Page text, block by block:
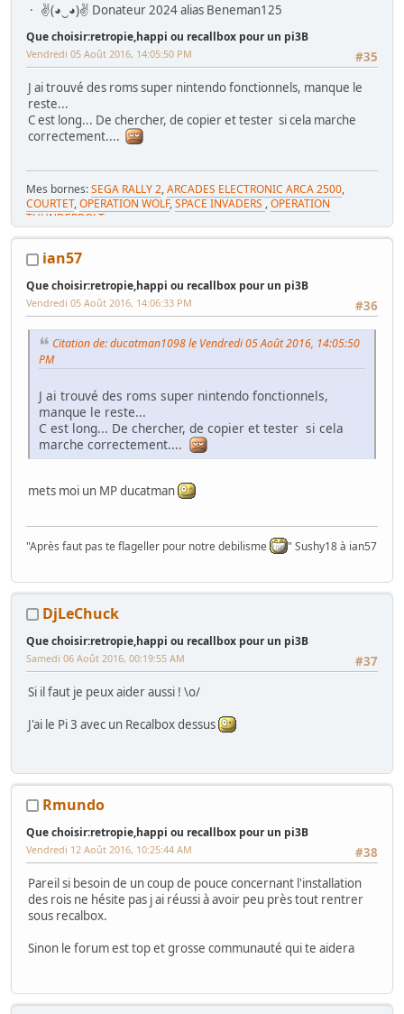
✌(◕‿◕)✌ Donateur 2024 alias Beneman125
Que choisir:retropie,happi ou recallbox pour un pi3B
#35
Vendredi 05 Août 2016, 14:05:50 PM
J ai trouvé des roms super nintendo fonctionnels, manque le
reste...
C est long... De chercher, de copier et tester si cela marche
correctement....
Mes bornes:SEGA RALLY 2,ARCADES ELECTRONIC ARCA 2500,
COURTET,OPERATION WOLF,SPACE INVADERS ,OPERATION
THUNDERBOLT
et
mon enseigne SEGA
Ma René Pierre minie
ian57
Que choisir:retropie,happi ou recallbox pour un pi3B
#36
Vendredi 05 Août 2016, 14:06:33 PM
Citation de: ducatman1098 le Vendredi 05 Août 2016, 14:05:50
PM
J ai trouvé des roms super nintendo fonctionnels,
manque le reste...
C est long... De chercher, de copier et tester si cela
marche correctement....
mets moi un MP ducatman
"Après faut pas te flageller pour notre debilisme " Sushy18 à ian57
DjLeChuck
Que choisir:retropie,happi ou recallbox pour un pi3B
#37
Samedi 06 Août 2016, 00:19:55 AM
Si il faut je peux aider aussi ! \o/
J'ai le Pi 3 avec un Recalbox dessus
Rmundo
Que choisir:retropie,happi ou recallbox pour un pi3B
#38
Vendredi 12 Août 2016, 10:25:44 AM
Pareil si besoin de un coup de pouce concernant l'installation
des rois ne hésite pas j ai réussi à avoir peu près tout rentrer
sous recalbox.
Sinon le forum est top et grosse communauté qui te aidera